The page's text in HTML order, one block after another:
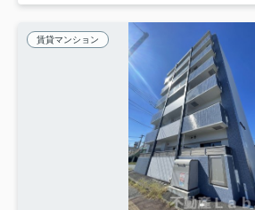
賃貸マンション